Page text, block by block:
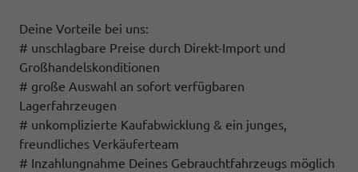
Deine Vorteile bei uns:
# unschlagbare Preise durch Direkt-Import und
Großhandelskonditionen
# große Auswahl an sofort verfügbaren
Lagerfahrzeugen
# unkomplizierte Kaufabwicklung & ein junges,
freundliches Verkäuferteam
# Inzahlungnahme Deines Gebrauchtfahrzeugs möglich